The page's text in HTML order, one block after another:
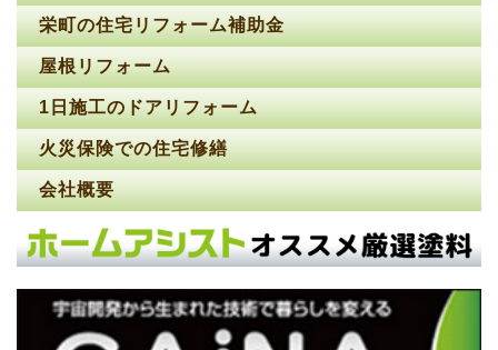
栄町の住宅リフォーム補助金
屋根リフォーム
1日施工のドアリフォーム
火災保険での住宅修繕
会社概要